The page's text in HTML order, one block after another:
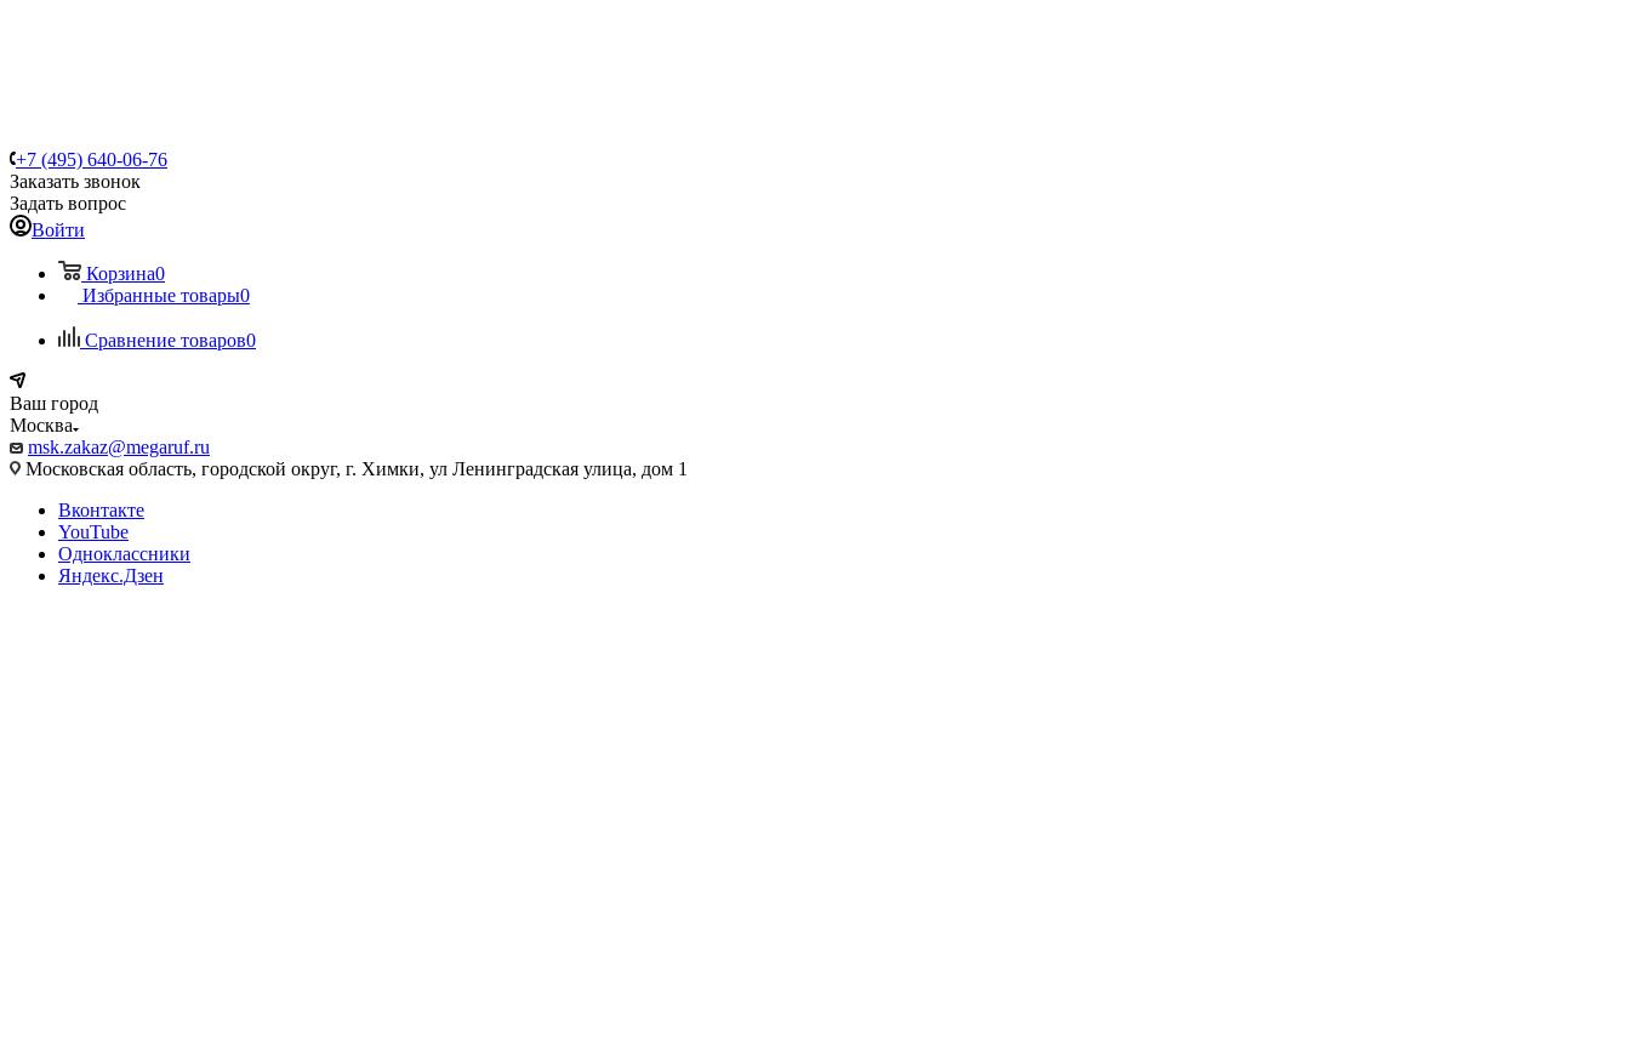
+7 (495) 640-06-76
Заказать звонок
Задать вопрос
Войти
Корзина0
Избранные товары0
Сравнение товаров0
Ваш город
Москва
msk.zakaz@megaruf.ru
Московская область, городской округ, г. Химки, ул Ленинградская улица, дом 1
Вконтакте
YouTube
Одноклассники
Яндекс.Дзен